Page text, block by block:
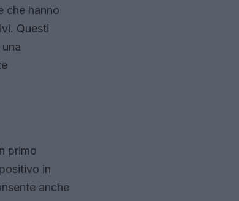
che hanno
Questi
primo
in
anche